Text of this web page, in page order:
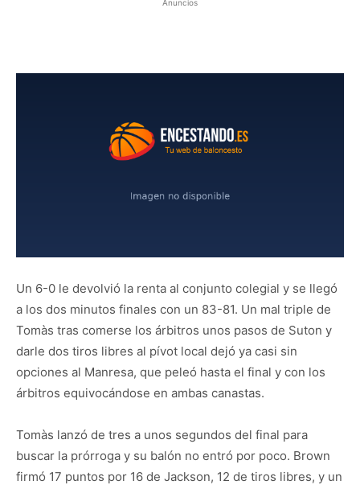
Anuncios
Un 6-0 le devolvió la renta al conjunto colegial y se llegó
a los dos minutos finales con un 83-81. Un mal triple de
Tomàs tras comerse los árbitros unos pasos de Suton y
darle dos tiros libres al pívot local dejó ya casi sin
opciones al Manresa, que peleó hasta el final y con los
árbitros equivocándose en ambas canastas.
Tomàs lanzó de tres a unos segundos del final para
buscar la prórroga y su balón no entró por poco. Brown
firmó 17 puntos por 16 de Jackson, 12 de tiros libres, y un